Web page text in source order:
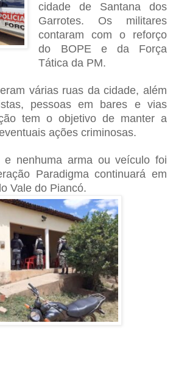
cidade de Santana dos
Garrotes. Os militares
contaram com o reforço
do BOPE e da Força
Tática da PM.
várias ruas da cidade, além
pessoas em bares e vias
tem o objetivo de manter a
ações criminosas.
e nenhuma arma ou veículo foi
Paradigma continuará em
Vale do Piancó.